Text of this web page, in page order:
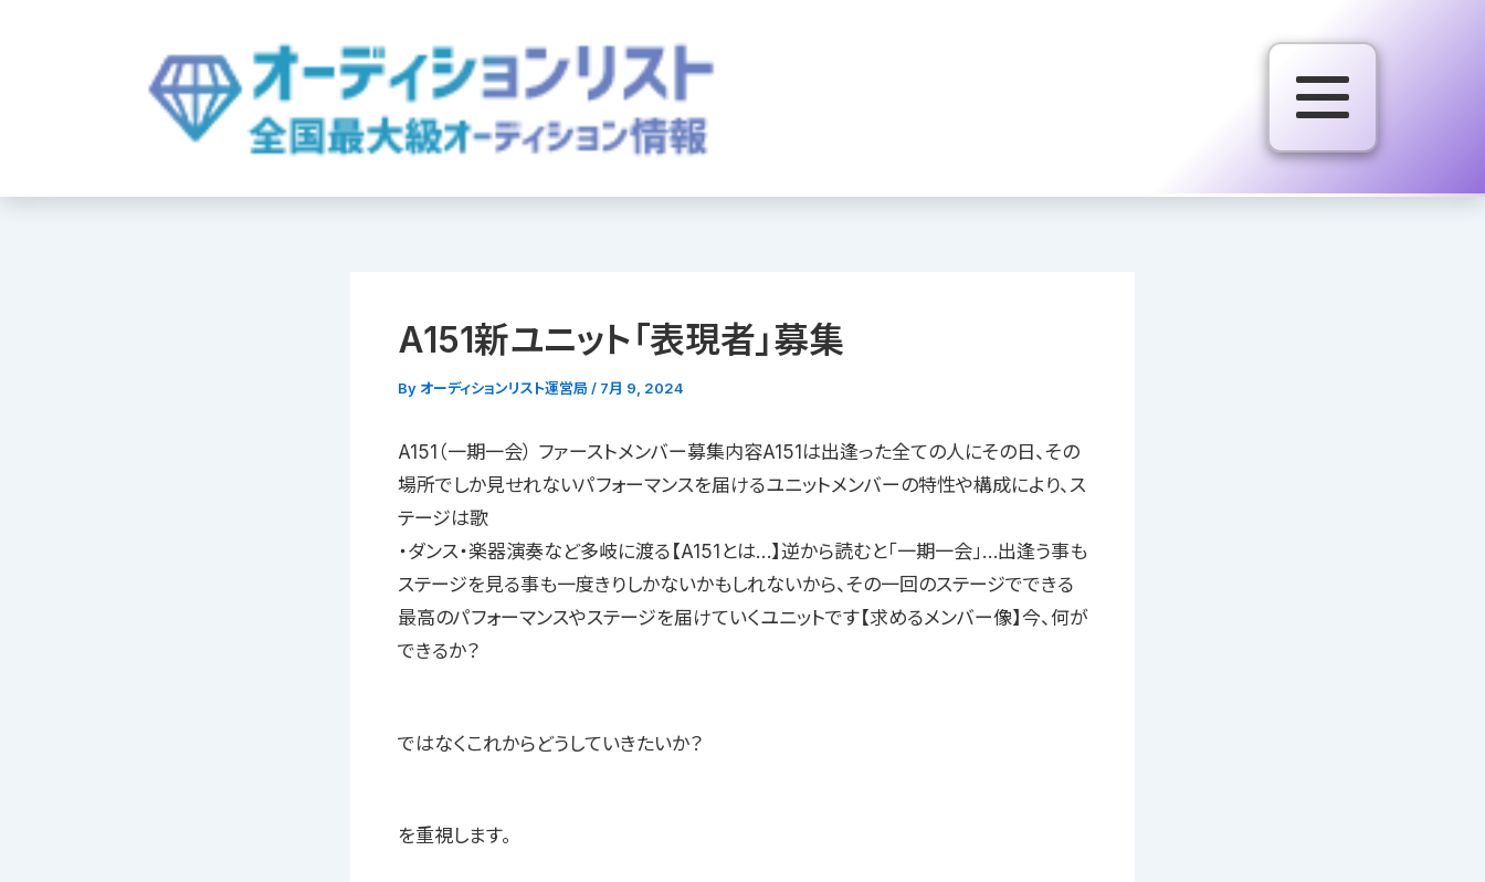
A151新ユニット「表現者」募集
By オーディションリスト運営局 / 7月 9, 2024
A151（一期一会） ファーストメンバー募集内容A151は出逢った全ての人にその日、その
場所でしか見せれないパフォーマンスを届けるユニットメンバーの特性や構成により、ス
テージは歌
・ダンス・楽器演奏など多岐に渡る【A151とは…】逆から読むと「一期一会」…出逢う事も
ステージを見る事も一度きりしかないかもしれないから、その一回のステージでできる
最高のパフォーマンスやステージを届けていくユニットです【求めるメンバー像】今、何が
できるか？
ではなくこれからどうしていきたいか？
を重視します。